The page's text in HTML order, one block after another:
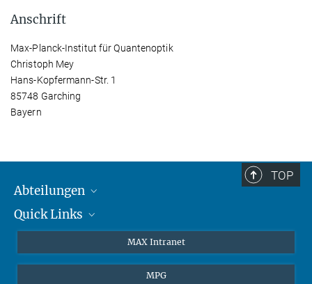
Anschrift
Max-Planck-Institut für Quantenoptik
Christoph Mey
Hans-Kopfermann-Str. 1
85748 Garching
Bayern
TOP
Abteilungen
Attosekundenphysik
Quick Links
MAX Intranet
MPG